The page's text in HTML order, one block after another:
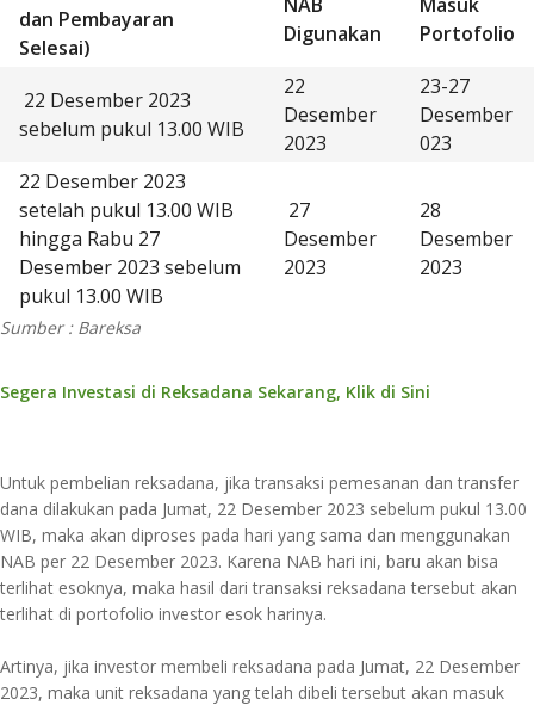
dan Pembayaran
Selesai)
Digunakan
Portofolio
22 Desember 2023
sebelum pukul 13.00 WIB
22
Desember
2023
23-27
Desember
023
22 Desember 2023
setelah pukul 13.00 WIB
hingga Rabu 27
Desember 2023 sebelum
pukul 13.00 WIB
27
Desember
2023
28
Desember
2023
Sumber : Bareksa
Segera Investasi di Reksadana Sekarang, Klik di Sini
Untuk pembelian reksadana, jika transaksi pemesanan dan transfer
dana dilakukan pada Jumat, 22 Desember 2023 sebelum pukul 13.00
WIB, maka akan diproses pada hari yang sama dan menggunakan
NAB per 22 Desember 2023. Karena NAB hari ini, baru akan bisa
terlihat esoknya, maka hasil dari transaksi reksadana tersebut akan
terlihat di portofolio investor esok harinya.
Artinya, jika investor membeli reksadana pada Jumat, 22 Desember
2023, maka unit reksadana yang telah dibeli tersebut akan masuk